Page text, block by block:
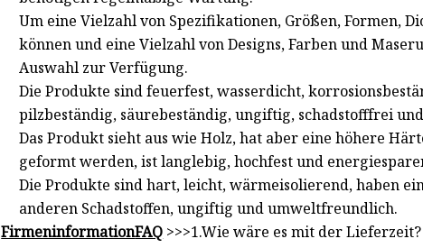
Um eine Vielzahl von Spezifikationen, Größen, Formen,
können und eine Vielzahl von Designs, Farben und
Auswahl zur Verfügung.
Die Produkte sind feuerfest, wasserdicht,
pilzbeständig, säurebeständig, ungiftig, schadstofffrei
Das Produkt sieht aus wie Holz, hat aber eine höhere
geformt werden, ist langlebig, hochfest und
Die Produkte sind hart, leicht, wärmeisolierend, haben
anderen Schadstoffen, ungiftig und umweltfreundlich.
FirmeninformationFAQ >>>1.Wie wäre es mit der